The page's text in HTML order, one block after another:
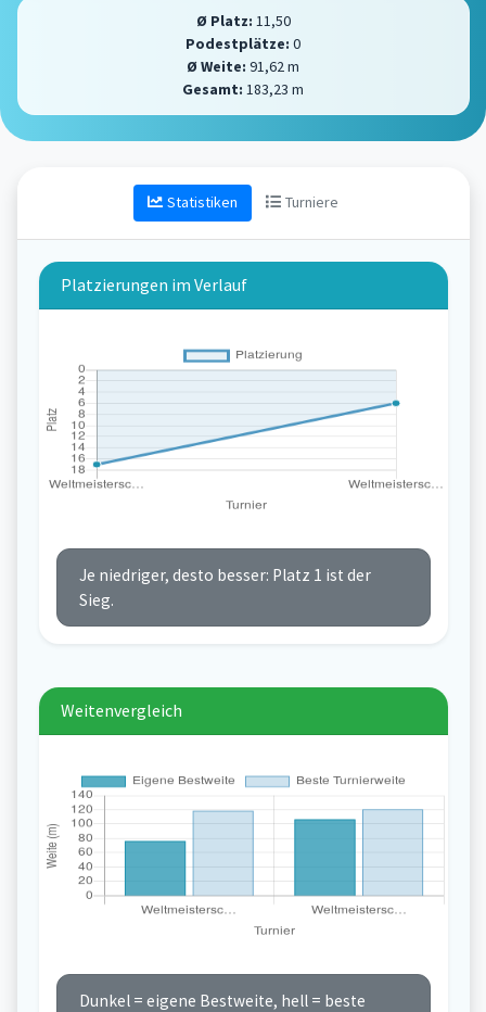
Ø Platz: 11,50
Podestplätze: 0
Ø Weite: 91,62 m
Gesamt: 183,23 m
Statistiken Turniere
Platzierungen im Verlauf
Je niedriger, desto besser: Platz 1 ist der
Sieg.
Weitenvergleich
Dunkel = eigene Bestweite, hell = beste